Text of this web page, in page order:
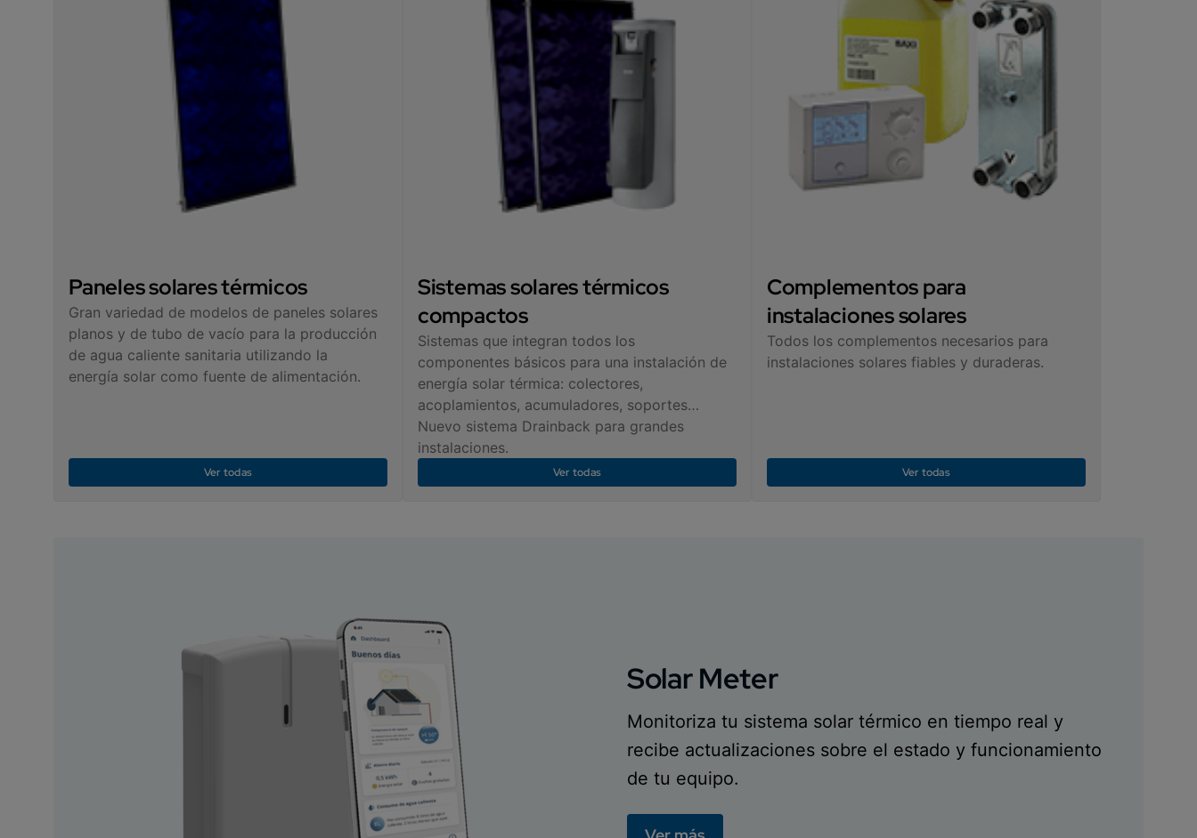
Paneles solares térmicos
Gran variedad de modelos de paneles solares
planos y de tubo de vacío para la producción
de agua caliente sanitaria utilizando la
energía solar como fuente de alimentación.
Ver todas
Sistemas solares térmicos
compactos
Sistemas que integran todos los
componentes básicos para una instalación de
energía solar térmica: colectores,
acoplamientos, acumuladores, soportes…
Nuevo sistema Drainback para grandes
instalaciones.
Ver todas
Complementos para
instalaciones solares
Todos los complementos necesarios para
instalaciones solares fiables y duraderas.
Ver todas
Solar Meter
Monitoriza tu sistema solar térmico en tiempo real y
recibe actualizaciones sobre el estado y funcionamiento
de tu equipo.